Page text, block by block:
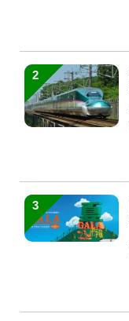
2
3